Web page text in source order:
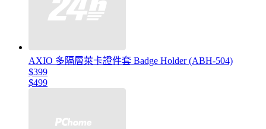
AXIO 多隔層萊卡證件套 Badge Holder (ABH-504)
$399
$499